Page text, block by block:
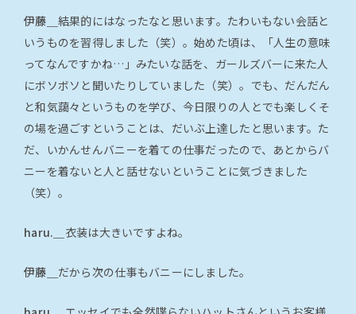
伊藤＿ 結果的にはなったなと思います。たわいもない会話と
いうものを習得しました（笑）。始めた頃は、「人生の意味
ってなんですかね…」みたいな話を、ガールズバーに来た人
にボソボソと聞いたりしていました（笑）。でも、だんだん
と和気藹々というものを学び、今日限りの人とでも楽しくそ
の場を過ごすということは、だいぶ上達したと思います。た
だ、いかんせんバニーを着ての仕事だったので、あとからバ
ニーを着ないと人と話せないということに気づきました
（笑）。
haru.＿ 衣装は大きいですよね。
伊藤＿ だから次の仕事もバニーにしました。